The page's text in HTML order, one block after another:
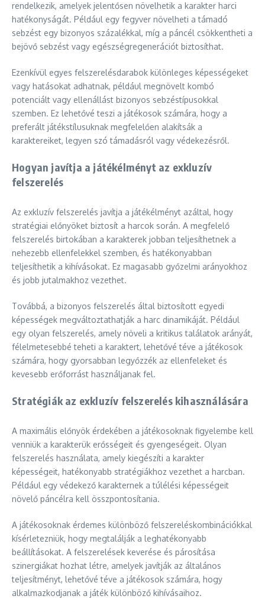
rendelkezik, amelyek jelentősen növelhetik a karakter harci
hatékonyságát. Például egy fegyver növelheti a támadó
sebzést egy bizonyos százalékkal, míg a páncél csökkentheti a
bejövő sebzést vagy egészségregenerációt biztosíthat.
Ezenkívül egyes felszerelésdarabok különleges képességeket
vagy hatásokat adhatnak, például megnövelt kombó
potenciált vagy ellenállást bizonyos sebzéstípusokkal
szemben. Ez lehetővé teszi a játékosok számára, hogy a
preferált játékstílusuknak megfelelően alakítsák a
karaktereiket, legyen szó támadásról vagy védekezésről.
Hogyan javítja a játékélményt az exkluzív
felszerelés
Az exkluzív felszerelés javítja a játékélményt azáltal, hogy
stratégiai előnyöket biztosít a harcok során. A megfelelő
felszerelés birtokában a karakterek jobban teljesíthetnek a
nehezebb ellenfelekkel szemben, és hatékonyabban
teljesíthetik a kihívásokat. Ez magasabb győzelmi arányokhoz
és jobb jutalmakhoz vezethet.
Továbbá, a bizonyos felszerelés által biztosított egyedi
képességek megváltoztathatják a harc dinamikáját. Például
egy olyan felszerelés, amely növeli a kritikus találatok arányát,
félelmetesebbé teheti a karaktert, lehetővé téve a játékosok
számára, hogy gyorsabban legyőzzék az ellenfeleket és
kevesebb erőforrást használjanak fel.
Stratégiák az exkluzív felszerelés kihasználására
A maximális előnyök érdekében a játékosoknak figyelembe kell
venniük a karakterük erősségeit és gyengeségeit. Olyan
felszerelés használata, amely kiegészíti a karakter
képességeit, hatékonyabb stratégiákhoz vezethet a harcban.
Például egy védekező karakternek a túlélési képességeit
növelő páncélra kell összpontosítania.
A játékosoknak érdemes különböző felszereléskombinációkkal
kísérletezniük, hogy megtalálják a leghatékonyabb
beállításokat. A felszerelések keverése és párosítása
szinergiákat hozhat létre, amelyek javítják az általános
teljesítményt, lehetővé téve a játékosok számára, hogy
alkalmazkodjanak a játék különböző kihívásaihoz.